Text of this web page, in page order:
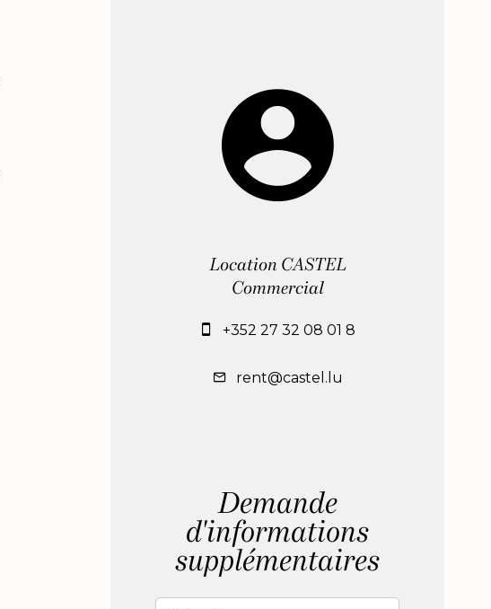
Location CASTEL
Commercial
+352 27 32 08 01 8
rent@castel.lu
Demande
d'informations
supplémentaires